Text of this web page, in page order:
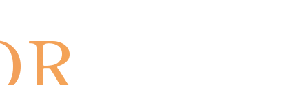
アカデミー大阪